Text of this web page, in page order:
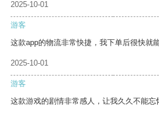
2025-10-01
游客
这款app的物流非常快捷，我下单后很快就
2025-10-01
游客
这款游戏的剧情非常感人，让我久久不能忘